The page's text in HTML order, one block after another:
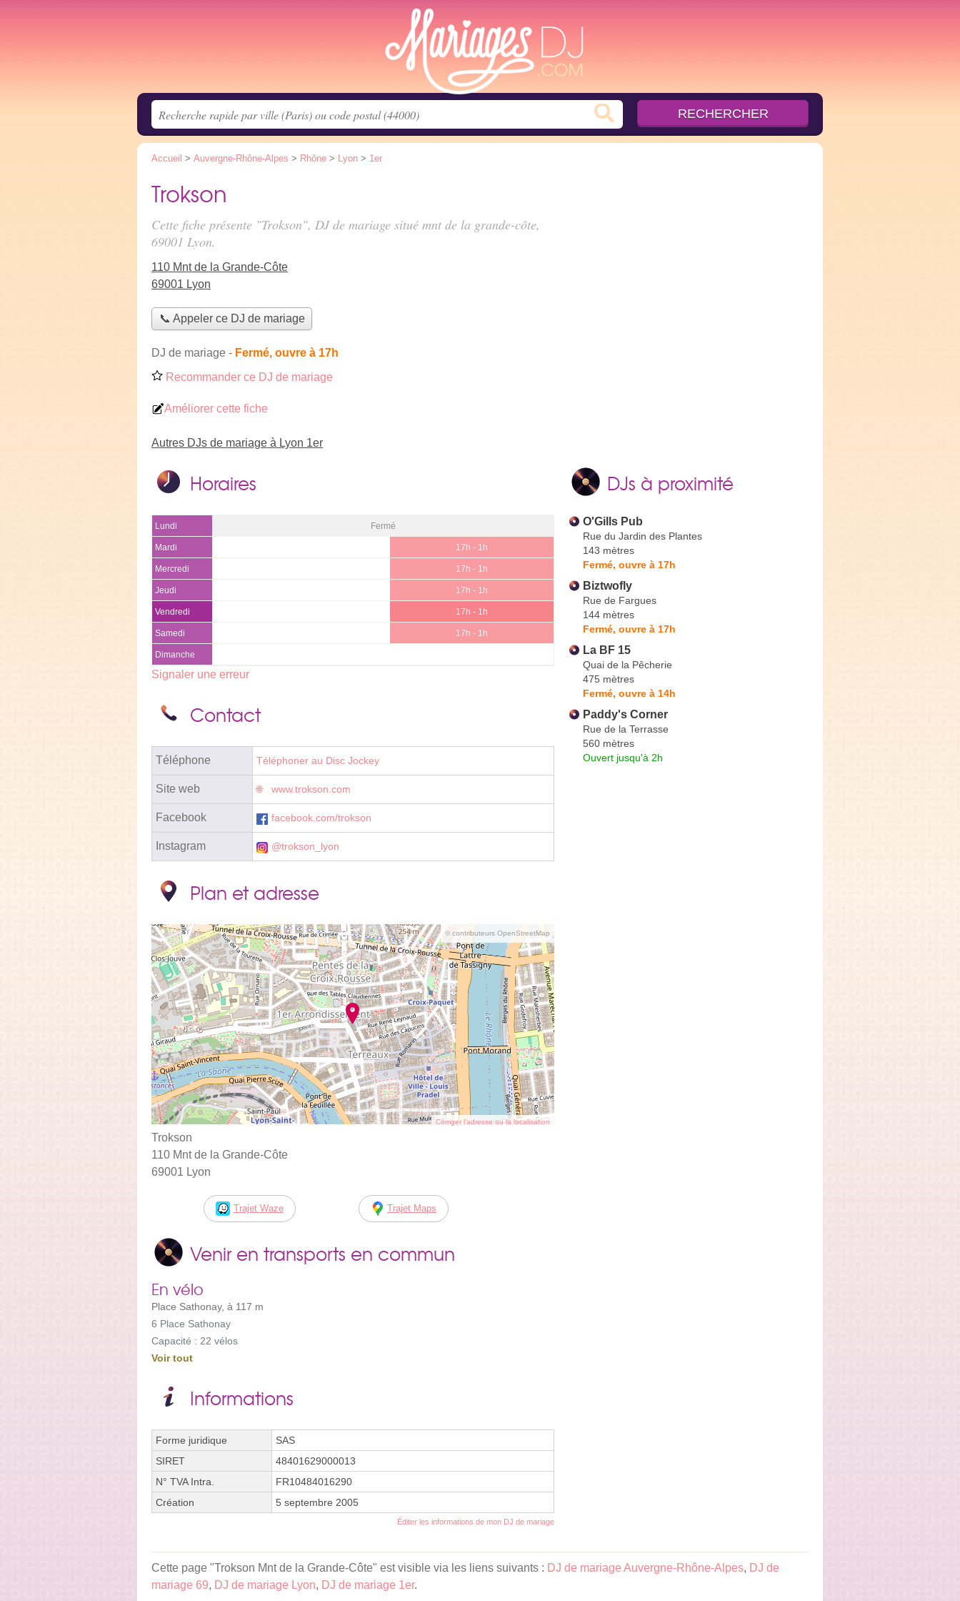
Accueil > Auvergne-Rhône-Alpes > Rhône > Lyon > 1er
Trokson
Cette fiche présente "Trokson", DJ de mariage situé mnt de la grande-côte,
69001 Lyon.
110 Mnt de la Grande-Côte
69001 Lyon
📞 Appeler ce DJ de mariage
DJ de mariage - Fermé, ouvre à 17h
Recommander ce DJ de mariage
Améliorer cette fiche
Autres DJs de mariage à Lyon 1er
Horaires
Lundi Fermé
Mardi 17h - 1h
Mercredi 17h - 1h
Jeudi 17h - 1h
Vendredi 17h - 1h
Samedi 17h - 1h
Dimanche
Signaler une erreur
Contact
Téléphone Téléphoner au Disc Jockey
Site web www.trokson.com
Facebook facebook.com/trokson
Instagram @trokson_lyon
Plan et adresse
© contributeurs OpenStreetMap
Corriger l’adresse ou la localisation
Trokson
110 Mnt de la Grande-Côte
69001 Lyon
Trajet Waze Trajet Maps
Venir en transports en commun
En vélo
Place Sathonay, à 117 m
6 Place Sathonay
Capacité : 22 vélos
Voir tout
Informations
Forme juridique
SAS
SIRET
48401629000013
N° TVA Intra.
FR10484016290
Création
5 septembre 2005
Éditer les informations de mon DJ de mariage
DJs à proximité
O'Gills Pub
Rue du Jardin des Plantes
143 mètres
Fermé, ouvre à 17h
Biztwofly
Rue de Fargues
144 mètres
Fermé, ouvre à 17h
La BF 15
Quai de la Pêcherie
475 mètres
Fermé, ouvre à 14h
Paddy's Corner
Rue de la Terrasse
560 mètres
Ouvert jusqu'à 2h
Cette page "Trokson Mnt de la Grande-Côte" est visible via les liens suivants : DJ de mariage Auvergne-Rhône-Alpes, DJ de
mariage 69, DJ de mariage Lyon, DJ de mariage 1er.